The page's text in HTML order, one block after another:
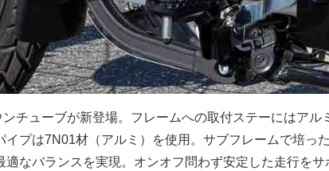
チューブが新登場。フレームへの取付ステーにはアル
イプは7N01材（アルミ）を使用。サブフレームで培っ
適なバランスを実現。オンオフ問わず安定した走行をサ